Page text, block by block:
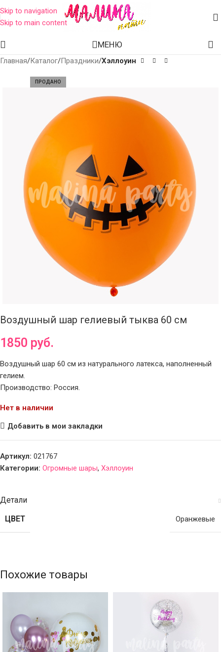
Skip to navigation
Skip to main content
МЕНЮ
Главная Каталог Праздники Хэллоуин
ПРОДАНО
Воздушный шар гелиевый тыква 60 см
1850 руб.
Воздушный шар 60 см из натурального латекса, наполненный
гелием.
Производство: Россия.
Нет в наличии
Добавить в мои закладки
Артикул: 021767
Категории: Огромные шары, Хэллоуин
Детали
ЦВЕТ
Оранжевые
Похожие товары